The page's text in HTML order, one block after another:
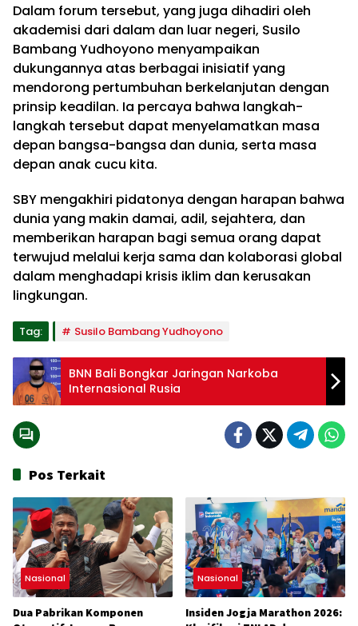
Dalam forum tersebut, yang juga dihadiri oleh
akademisi dari dalam dan luar negeri, Susilo
Bambang Yudhoyono menyampaikan
dukungannya atas berbagai inisiatif yang
mendorong pertumbuhan berkelanjutan dengan
prinsip keadilan. Ia percaya bahwa langkah-
langkah tersebut dapat menyelamatkan masa
depan bangsa-bangsa dan dunia, serta masa
depan anak cucu kita.
SBY mengakhiri pidatonya dengan harapan bahwa
dunia yang makin damai, adil, sejahtera, dan
memberikan harapan bagi semua orang dapat
terwujud melalui kerja sama dan kolaborasi global
dalam menghadapi krisis iklim dan kerusakan
lingkungan.
Tag: Susilo Bambang Yudhoyono
BNN Bali Bongkar Jaringan Narkoba
Internasional Rusia
Pos Terkait
Nasional
Dua Pabrikan Komponen
Nasional
Insiden Jogja Marathon 2026: